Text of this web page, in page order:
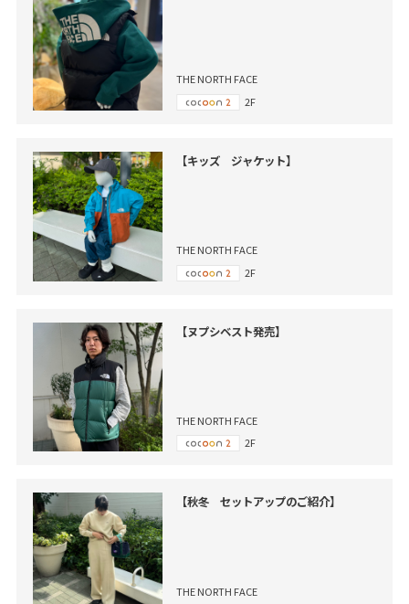
THE NORTH FACE
2F
【キッズ ジャケット】
THE NORTH FACE
2F
【ヌプシベスト発売】
THE NORTH FACE
2F
【秋冬 セットアップのご紹介】
THE NORTH FACE